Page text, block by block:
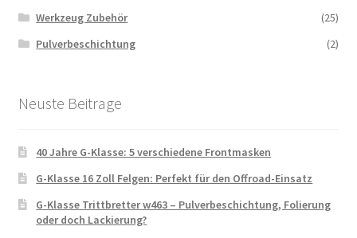
Werkzeug Zubehör
(25)
Pulverbeschichtung
(2)
Neuste Beitrage
40 Jahre G-Klasse: 5 verschiedene Frontmasken
G-Klasse 16 Zoll Felgen: Perfekt für den Offroad-Einsatz
G-Klasse Trittbretter w463 – Pulverbeschichtung, Folierung
oder doch Lackierung?